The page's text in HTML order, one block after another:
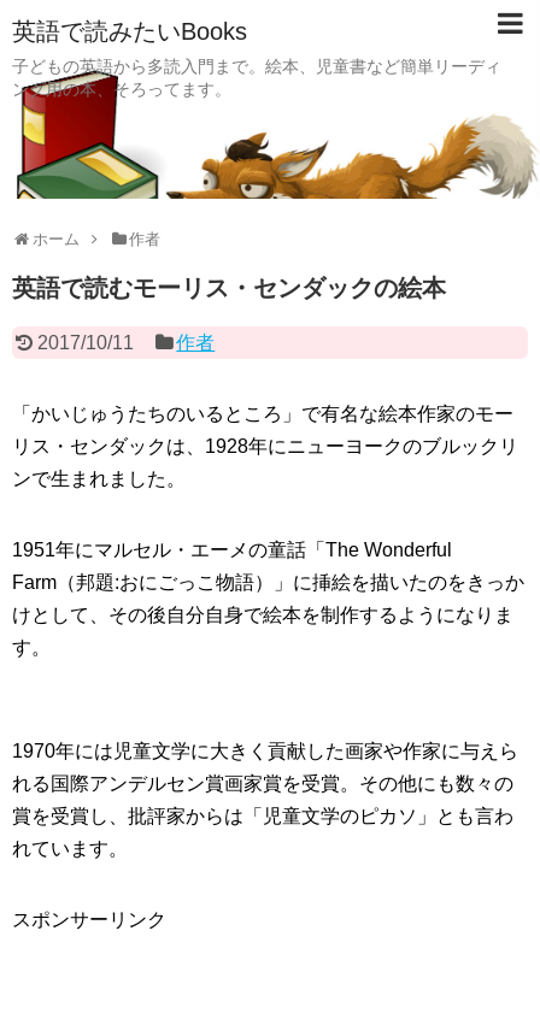
英語で読みたいBooks
子どもの英語から多読入門まで。絵本、児童書など簡単リーディ
ング用の本、そろってます。
ホーム 作者
英語で読むモーリス・センダックの絵本
2017/10/11 作者
「かいじゅうたちのいるところ」で有名な絵本作家のモー
リス・センダックは、1928年にニューヨークのブルックリ
ンで生まれました。
1951年にマルセル・エーメの童話「The Wonderful
Farm（邦題:おにごっこ物語）」に挿絵を描いたのをきっか
けとして、その後自分自身で絵本を制作するようになりま
す。
1970年には児童文学に大きく貢献した画家や作家に与えら
れる国際アンデルセン賞画家賞を受賞。その他にも数々の
賞を受賞し、批評家からは「児童文学のピカソ」とも言わ
れています。
スポンサーリンク